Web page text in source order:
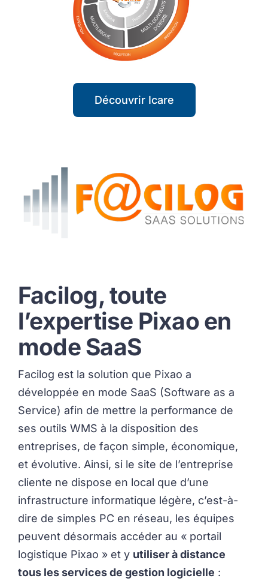
Découvrir Icare
Facilog, toute
l’expertise Pixao en
mode SaaS
Facilog est la solution que Pixao a
développée en mode SaaS (Software as a
Service) afin de mettre la performance de
ses outils WMS à la disposition des
entreprises, de façon simple, économique,
et évolutive. Ainsi, si le site de l’entreprise
cliente ne dispose en local que d’une
infrastructure informatique légère, c’est-à-
dire de simples PC en réseau, les équipes
peuvent désormais accéder au « portail
logistique Pixao » et y utiliser à distance
tous les services de gestion logicielle :